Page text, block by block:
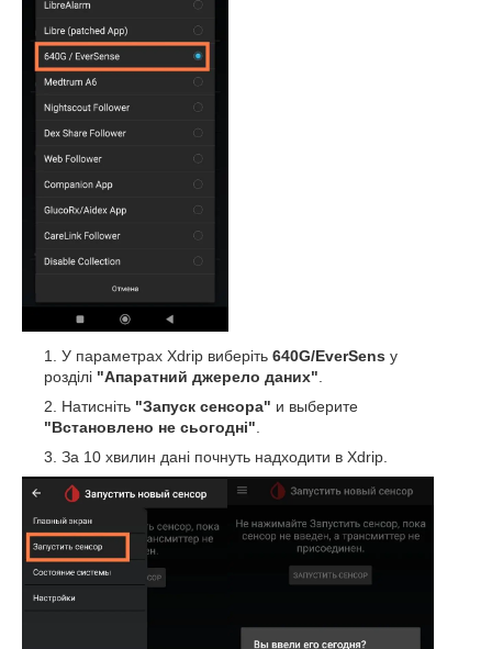
У параметрах Xdrip виберіть 640G/EverSens у
розділі "Апаратний джерело даних"
Натисніть "Запуск сенсора" и выберите
"Встановлено не сьогодні"
За 10 хвилин дані почнуть надходити в Xdrip.